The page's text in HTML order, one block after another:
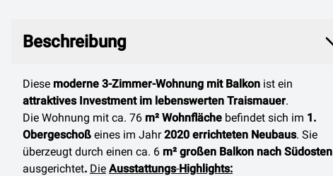
Beschreibung
Diese moderne 3-Zimmer-Wohnung mit Balkon ist ein
attraktives Investment im lebenswerten Traismauer.
Die Wohnung mit ca. 76 m² Wohnfläche befindet sich im 1.
Obergeschoß eines im Jahr2020 errichteten Neubaus. Sie
überzeugt durch einen ca. 6 m² großen Balkon nach Südosten
ausgerichtet. Die Ausstattungs-Highlights: